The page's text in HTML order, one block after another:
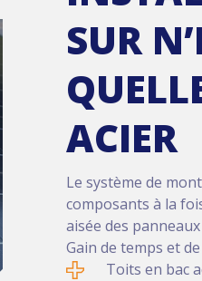
SUR
ACIER
Le système de
composants à la
aisée des
Gain de temps et
Toits en bac